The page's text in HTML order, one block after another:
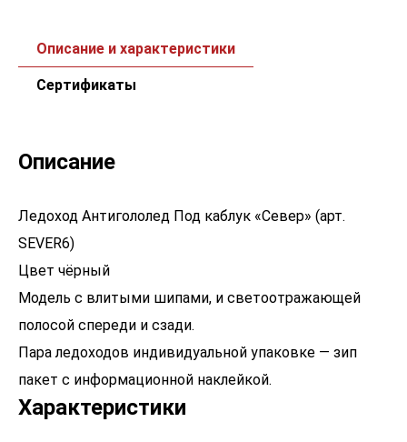
Описание и характеристики
Сертификаты
Описание
Ледоход Антигололед Под каблук «Север» (арт.
SEVER6)
Цвет чёрный
Модель с влитыми шипами, и светоотражающей
полосой спереди и сзади.
Пара ледоходов индивидуальной упаковке — зип
Характеристики